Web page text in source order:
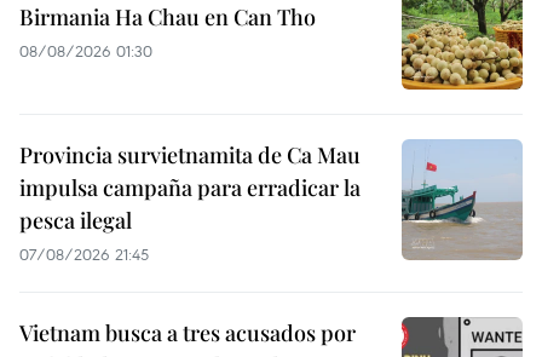
Birmania Ha Chau en Can Tho
08/08/2026 01:30
Provincia survietnamita de Ca Mau
impulsa campaña para erradicar la
pesca ilegal
07/08/2026 21:45
Vietnam busca a tres acusados por